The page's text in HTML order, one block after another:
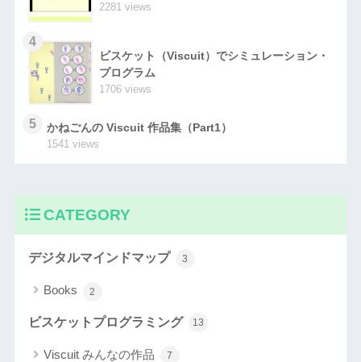
2281 views
4
ビスケット（Viscuit）でシミュレーション・
プログラム
1706 views
5 かねごんの Viscuit 作品集（Part1）
1541 views
CATEGORY
デジタルマインドマップ 3
Books 2
ビスケットプログラミング 13
Viscuit みんなの作品 7